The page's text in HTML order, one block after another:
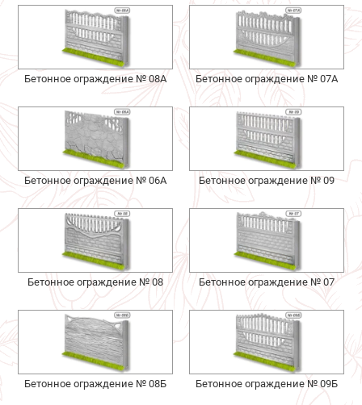
Бетонное ограждение № 08А Бетонное ограждение № 07А
Бетонное ограждение № 06А Бетонное ограждение № 09
Бетонное ограждение № 08 Бетонное ограждение № 07
Бетонное ограждение № 08Б Бетонное ограждение № 09Б